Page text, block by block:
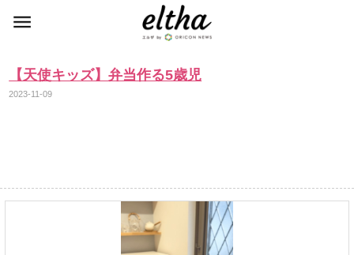
【天使キッズ】弁当作る5歳児
2023-11-09